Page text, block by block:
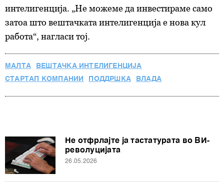
интелигенција. „Не можеме да инвестираме само
затоа што вештачката интелигенција е нова кул
работа“, нагласи тој.
МАЛТА
ВЕШТАЧКА ИНТЕЛИГЕНЦИЈА
СТАРТАП КОМПАНИИ
ПОДДРШКА ВЛАДА
Не отфрлајте ја тастатурата во ВИ-
револуцијата
26.05.2026